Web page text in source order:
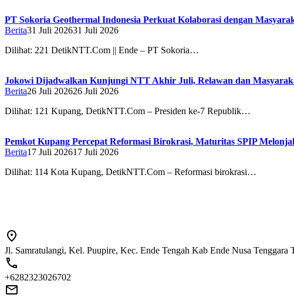
PT Sokoria Geothermal Indonesia Perkuat Kolaborasi dengan
Berita31 Juli 202631 Juli 2026
Dilihat: 221 DetikNTT.Com || Ende – PT Sokoria…
Jokowi Dijadwalkan Kunjungi NTT Akhir Juli, Relawan dan
Berita26 Juli 202626 Juli 2026
Dilihat: 121 Kupang, DetikNTT.Com – Presiden ke-7 Republik…
Pemkot Kupang Percepat Reformasi Birokrasi, Maturitas SPIP
Berita17 Juli 202617 Juli 2026
Dilihat: 114 Kota Kupang, DetikNTT.Com – Reformasi birokrasi…
Jl. Samratulangi, Kel. Puupire, Kec. Ende Tengah Kab Ende Nusa Tenggara
+6282323026702